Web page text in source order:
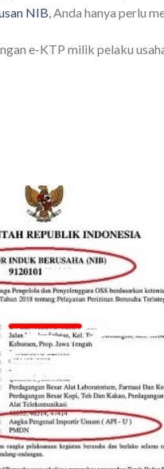
NIB, Anda hanya perlu
e-KTP milik pelaku